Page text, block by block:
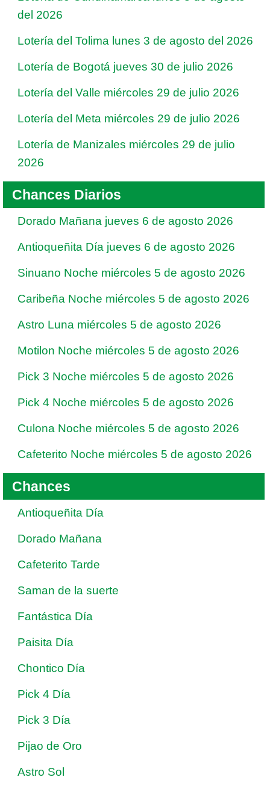
del 2026
Lotería del Tolima lunes 3 de agosto del 2026
Lotería de Bogotá jueves 30 de julio 2026
Lotería del Valle miércoles 29 de julio 2026
Lotería del Meta miércoles 29 de julio 2026
Lotería de Manizales miércoles 29 de julio
2026
Chances Diarios
Dorado Mañana jueves 6 de agosto 2026
Antioqueñita Día jueves 6 de agosto 2026
Sinuano Noche miércoles 5 de agosto 2026
Caribeña Noche miércoles 5 de agosto 2026
Astro Luna miércoles 5 de agosto 2026
Motilon Noche miércoles 5 de agosto 2026
Pick 3 Noche miércoles 5 de agosto 2026
Pick 4 Noche miércoles 5 de agosto 2026
Culona Noche miércoles 5 de agosto 2026
Cafeterito Noche miércoles 5 de agosto 2026
Chances
Antioqueñita Día
Dorado Mañana
Cafeterito Tarde
Saman de la suerte
Fantástica Día
Paisita Día
Chontico Día
Pick 4 Día
Pick 3 Día
Pijao de Oro
Astro Sol